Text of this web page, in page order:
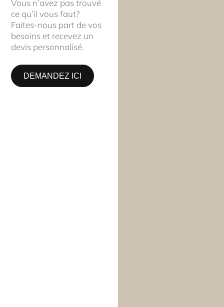
Vous n’avez pas trouvé
ce qu’il vous faut?
Faites-nous part de vos
besoins et recevez un
devis personnalisé.
DEMANDEZ ICI